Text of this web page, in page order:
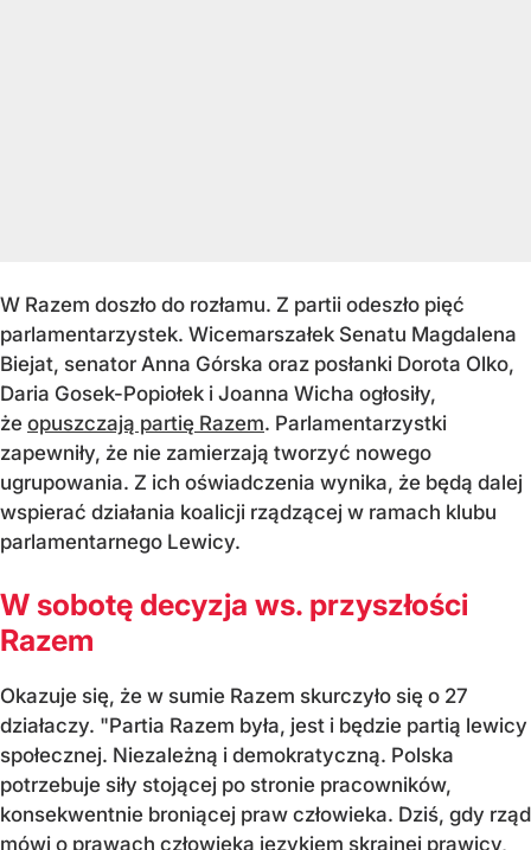
W Razem doszło do rozłamu. Z partii odeszło pięć
parlamentarzystek. Wicemarszałek Senatu Magdalena
Biejat, senator Anna Górska oraz posłanki Dorota Olko,
Daria Gosek-Popiołek i Joanna Wicha ogłosiły,
że opuszczają partię Razem. Parlamentarzystki
zapewniły, że nie zamierzają tworzyć nowego
ugrupowania. Z ich oświadczenia wynika, że będą dalej
wspierać działania koalicji rządzącej w ramach klubu
parlamentarnego Lewicy.
W sobotę decyzja ws. przyszłości
Razem
Okazuje się, że w sumie Razem skurczyło się o 27
działaczy. "Partia Razem była, jest i będzie partią lewicy
społecznej. Niezależną i demokratyczną. Polska
potrzebuje siły stojącej po stronie pracowników,
konsekwentnie broniącej praw człowieka. Dziś, gdy rząd
mówi o prawach człowieka językiem skrajnej prawicy,